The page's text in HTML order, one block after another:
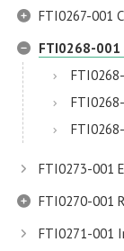
FTI0267-001
FTI0268-001
FTI0273-001
FTI0270-001
FTI0271-001